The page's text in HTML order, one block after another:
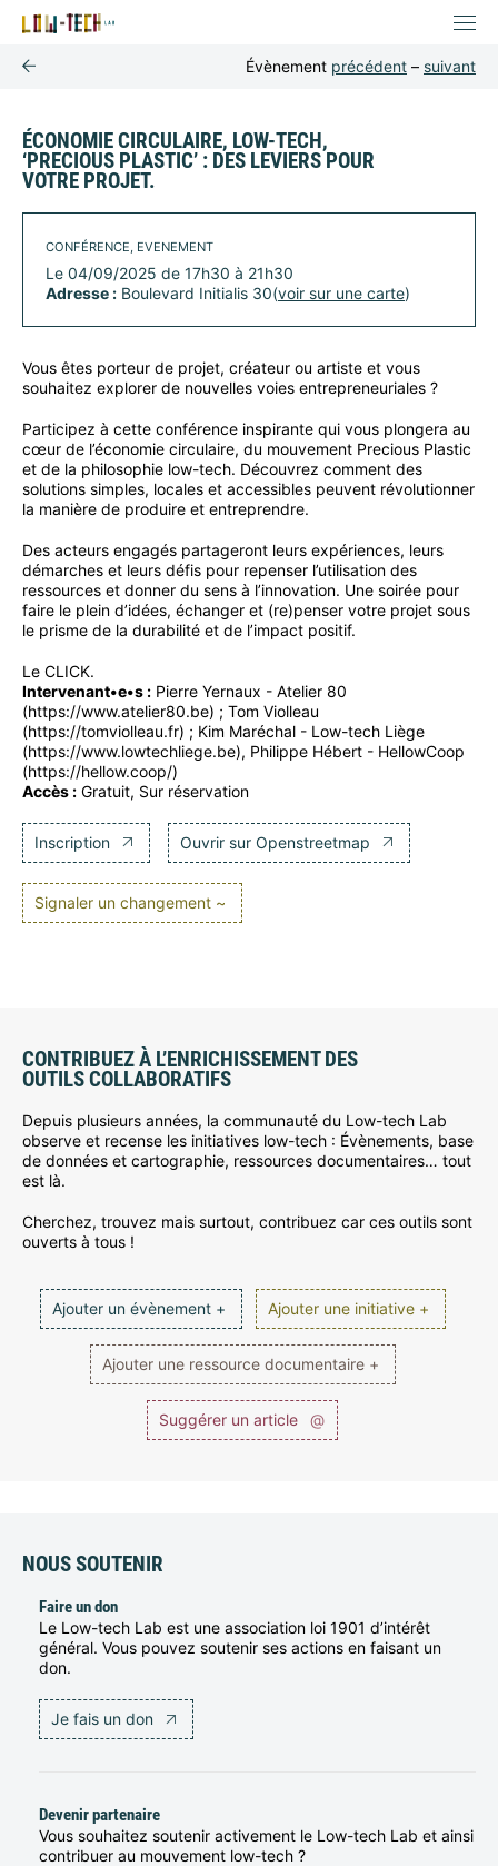
Évènement précédent – suivant
ÉCONOMIE CIRCULAIRE, LOW-TECH,
‘PRECIOUS PLASTIC’ : DES LEVIERS POUR
VOTRE PROJET.
CONFÉRENCE, EVENEMENT
Le 04/09/2025 de 17h30 à 21h30
Adresse : Boulevard Initialis 30(voir sur une carte)
Vous êtes porteur de projet, créateur ou artiste et vous
souhaitez explorer de nouvelles voies entrepreneuriales ?
Participez à cette conférence inspirante qui vous plongera au
cœur de l’économie circulaire, du mouvement Precious Plastic
et de la philosophie low-tech. Découvrez comment des
solutions simples, locales et accessibles peuvent révolutionner
la manière de produire et entreprendre.
Des acteurs engagés partageront leurs expériences, leurs
démarches et leurs défis pour repenser l’utilisation des
ressources et donner du sens à l’innovation. Une soirée pour
faire le plein d’idées, échanger et (re)penser votre projet sous
le prisme de la durabilité et de l’impact positif.
Le CLICK.
Intervenant•e•s : Pierre Yernaux - Atelier 80
(https://www.atelier80.be) ; Tom Violleau
(https://tomviolleau.fr) ; Kim Maréchal - Low-tech Liège
(https://www.lowtechliege.be), Philippe Hébert - HellowCoop
(https://hellow.coop/)
Accès : Gratuit, Sur réservation
Inscription Ouvrir sur Openstreetmap
Signaler un changement ~
CONTRIBUEZ À L’ENRICHISSEMENT DES
OUTILS COLLABORATIFS
Depuis plusieurs années, la communauté du Low-tech Lab
observe et recense les initiatives low-tech : Évènements, base
de données et cartographie, ressources documentaires… tout
est là.
Cherchez, trouvez mais surtout, contribuez car ces outils sont
ouverts à tous !
Ajouter un évènement + Ajouter une initiative +
Ajouter une ressource documentaire +
Suggérer un article @
NOUS SOUTENIR
Faire un don
Le Low-tech Lab est une association loi 1901 d’intérêt
général. Vous pouvez soutenir ses actions en faisant un
don.
Je fais un don
Devenir partenaire
Vous souhaitez soutenir activement le Low-tech Lab et ainsi
contribuer au mouvement low-tech ?